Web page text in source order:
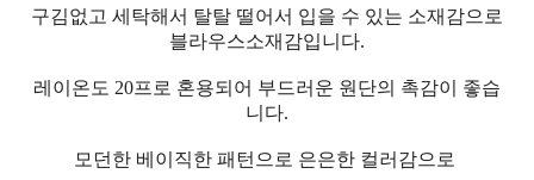
구김없고 세탁해서 탈탈 떨어서 입을 수 있는 소재감으로
블라우스소재감입니다.
레이온도 20프로 혼용되어 부드러운 원단의 촉감이 좋습
니다.
모던한 베이직한 패턴으로 은은한 컬러감으로